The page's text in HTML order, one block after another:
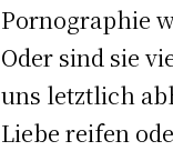
Pornographie
Oder sind sie
uns letztlich
Liebe reifen